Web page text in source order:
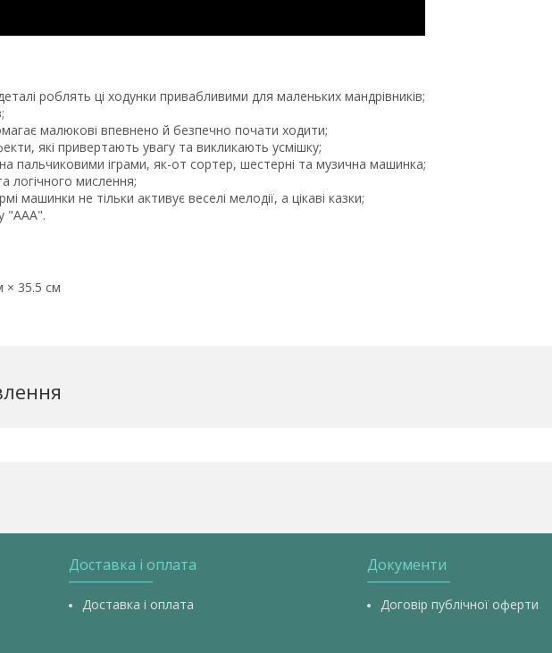
роблять ці ходунки привабливими для маленьких мандрівників;
малюкові впевнено й безпечно почати ходити;
які привертають увагу та викликають усмішку;
пальчиковими іграми, як-от сортер, шестерні та музична машинка;
логічного мислення;
машинки не тільки активує веселі мелодії, а цікаві казки;
"ААА".
× 35.5 см
Доставка і оплата
Доставка і оплата
Документи
Договір публічної оферти